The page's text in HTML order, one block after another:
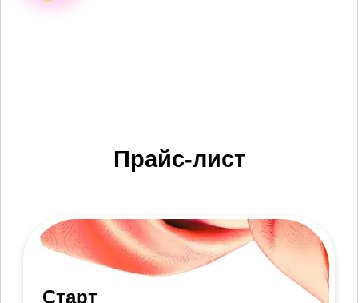
Прайс-лист
Старт